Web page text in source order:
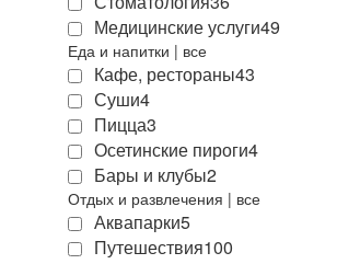
Медицинские услуги49
Еда и напитки | все
Кафе, рестораны43
Суши4
Пицца3
Осетинские пироги4
Бары и клубы2
Отдых и развлечения | все
Аквапарки5
Путешествия100